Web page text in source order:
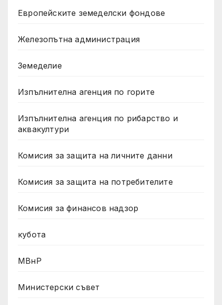
Европейските земеделски фондове
Железопътна администрация
Земеделие
Изпълнителна агенция по горите
Изпълнителна агенция по рибарство и
аквакултури
Комисия за защита на личните данни
Комисия за защита на потребителите
Комисия за финансов надзор
кубота
МВнР
Министерски съвет